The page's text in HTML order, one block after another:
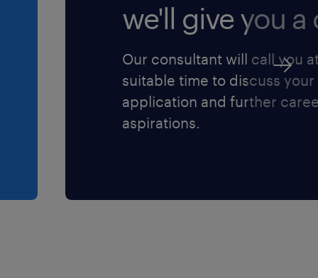
we'll give you a
Our consultant will call you
suitable time to discuss your
application and further
aspirations.